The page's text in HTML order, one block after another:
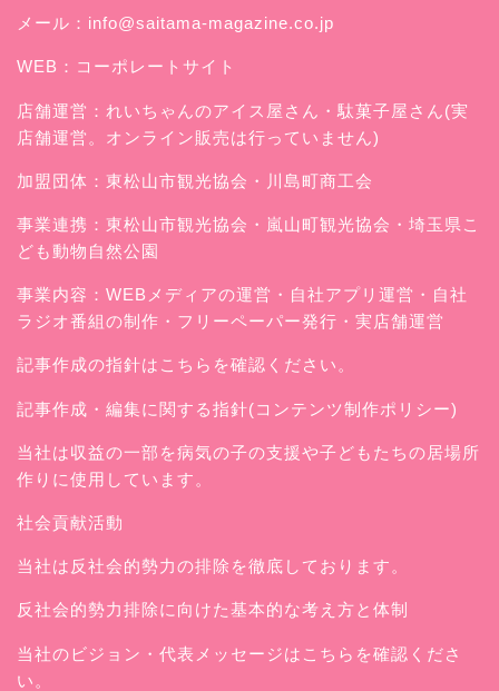
メール： info@saitama-magazine.co.jp
WEB： コーポレートサイト
店舗運営： れいちゃんのアイス屋さん ・駄菓子屋さん(実
店舗運営。オンライン販売は行っていません)
加盟団体：東松山市観光協会・川島町商工会
事業連携：東松山市観光協会・嵐山町観光協会・埼玉県こ
ども動物自然公園
事業内容：WEBメディアの運営・自社アプリ運営・自社
ラジオ番組の制作・フリーペーパー発行・実店舗運営
記事作成の指針はこちらを確認ください。
記事作成・編集に関する指針(コンテンツ制作ポリシー)
当社は収益の一部を病気の子の支援や子どもたちの居場所
作りに使用しています。
社会貢献活動
当社は反社会的勢力の排除を徹底しております。
反社会的勢力排除に向けた基本的な考え方と体制
当社のビジョン・代表メッセージはこちらを確認くださ
い。